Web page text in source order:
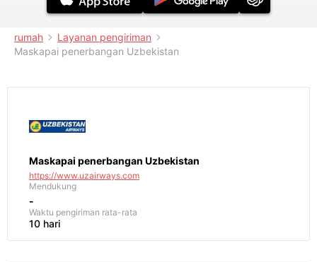
rumah
Layanan pengiriman
Maskapai penerbangan Uzbekistan
Maskapai penerbangan Uzbekistan
https://www.uzairways.com
Mendukung
-
Waktu pengiriman rata-rata
10 hari